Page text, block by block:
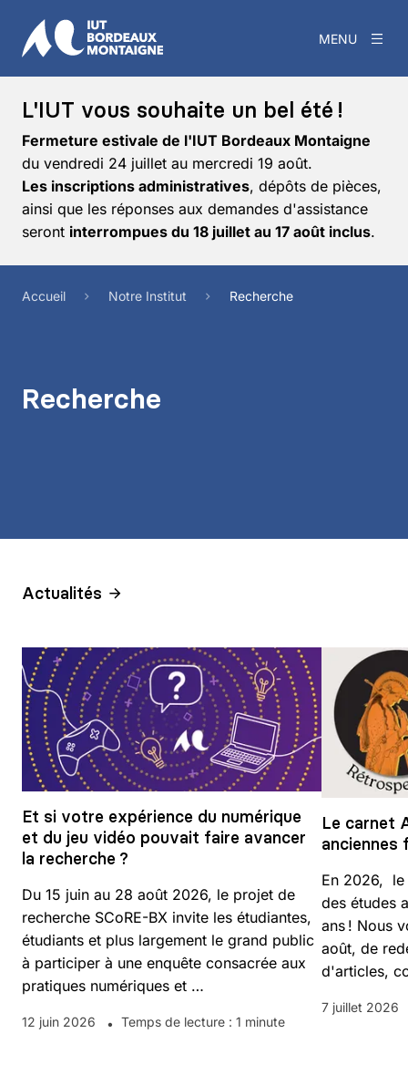
MENU
L'IUT vous souhaite un bel été !
Fermeture estivale de l'IUT Bordeaux Montaigne
du vendredi 24 juillet au mercredi 19 août.
Les inscriptions administratives, dépôts de pièces,
ainsi que les réponses aux demandes d'assistance
seront interrompues du 18 juillet au 17 août inclus.
Accueil Notre Institut Recherche
Recherche
Actualités
Et si votre expérience du numérique
et du jeu vidéo pouvait faire avancer
la recherche ?
Du 15 juin au 28 août 2026, le projet de
recherche SCoRE-BX invite les étudiantes,
étudiants et plus largement le grand public
à participer à une enquête consacrée aux
pratiques numériques et …
12 juin 2026 Temps de lecture : 1 minute
Le carnet
anciennes
En 2026, le
des études
ans ! Nous
août, de
d'articles,
7 juillet 2026